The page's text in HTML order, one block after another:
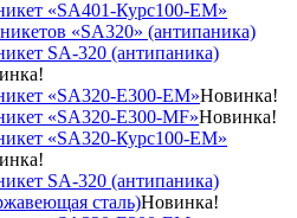
«SA401-Курс100-EM»
«SA320» (антипаника)
SA-320 (антипаника)
«SA320-Е300-EM»Новинка!
«SA320-Е300-MF»Новинка!
«SA320-Курс100-EM»
SA-320 (антипаника)
сталь)Новинка!